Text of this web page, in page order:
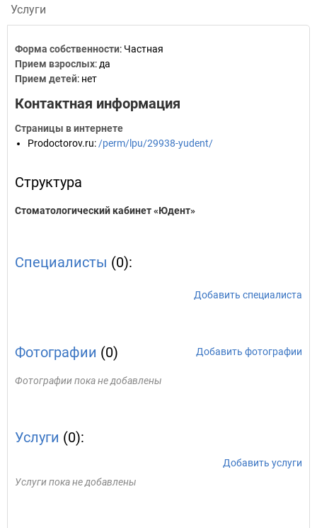
Услуги
Форма собственности: Частная
Прием взрослых: да
Прием детей: нет
Контактная информация
Страницы в интернете
Prodoctorov.ru: /perm/lpu/29938-yudent/
Структура
Стоматологический кабинет «Юдент»
Специалисты (0):
Добавить специалиста
Фотографии (0) Добавить фотографии
Фотографии пока не добавлены
Услуги (0):
Добавить услуги
Услуги пока не добавлены